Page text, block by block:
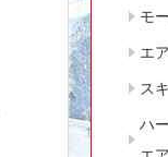
モ
エ
ス
ハ